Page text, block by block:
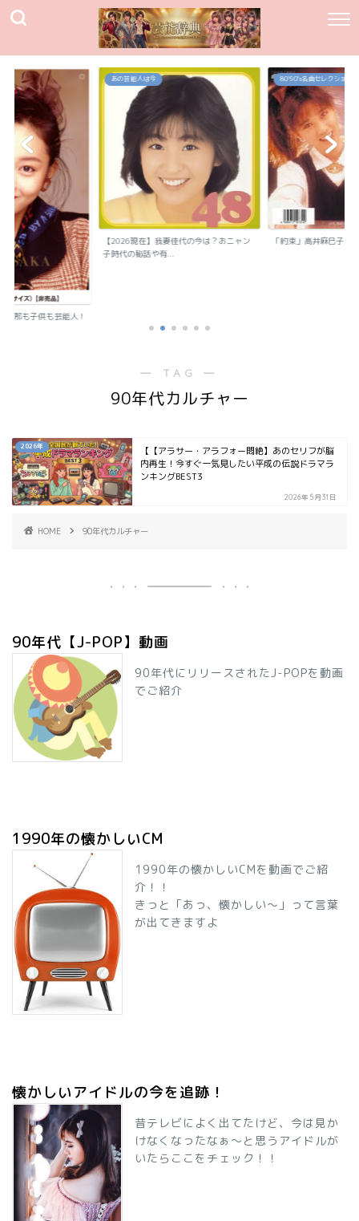
旦那も子供も芸能人！
あの芸能人は今
【2026現在】我妻佳代の今は？おニャン
子時代の秘話や有...
80`90's名曲セレクション
「約束」高井麻巳子
― TAG ―
90年代カルチャー
2026年
【【アラサー・アラフォー悶絶】あのセリフが脳
内再生！今すぐ一気見したい平成の伝説ドラマラ
ンキングBEST3
2026年5月31日
HOME 90年代カルチャー
90年代【J-POP】動画
90年代にリリースされたJ-POPを動画
でご紹介
1990年の懐かしいCM
1990年の懐かしいCMを動画でご紹
介！！
きっと「あっ、懐かしい～」って言葉
が出てきますよ
懐かしいアイドルの今を追跡！
昔テレビによく出てたけど、今は見か
けなくなったなぁ～と思うアイドルが
いたらここをチェック！！